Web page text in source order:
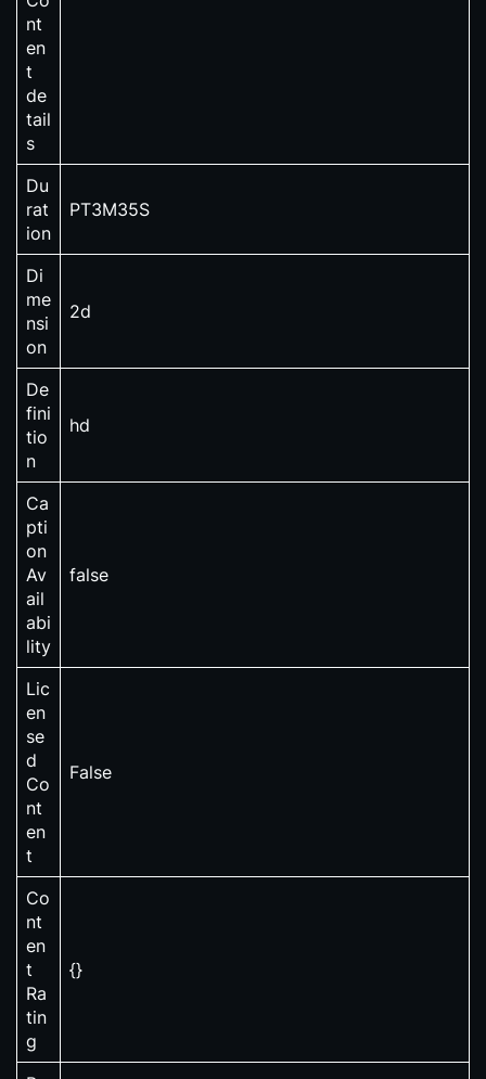
nt
en
t
de
tail
s
Du
rat
ion
PT3M35S
Di
me
nsi
on
2d
De
fini
tio
n
hd
Ca
pti
on
Av
ail
abi
lity
false
Lic
en
se
d
Co
nt
en
t
False
Co
nt
en
t
Ra
tin
g
{}